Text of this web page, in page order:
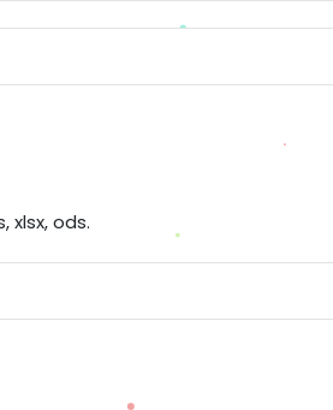
xlsx, ods.